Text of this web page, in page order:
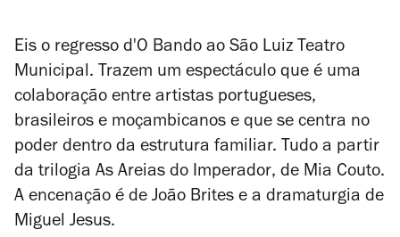
Eis o regresso d'O Bando ao São Luiz Teatro
Municipal. Trazem um espectáculo que é uma
colaboração entre artistas portugueses,
brasileiros e moçambicanos e que se centra no
poder dentro da estrutura familiar. Tudo a partir
da trilogia As Areias do Imperador, de Mia Couto.
A encenação é de João Brites e a dramaturgia de
Miguel Jesus.